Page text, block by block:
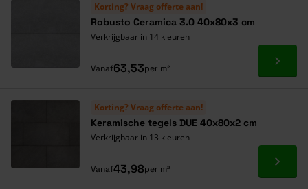
Korting? Vraag offerte aan!
Robusto Ceramica 3.0 40x80x3 cm
Verkrijgbaar in 14 kleuren
Vanaf63,53per m² Ga
Korting? Vraag offerte aan!
Keramische tegels DUE 40x80x2 cm
Verkrijgbaar in 13 kleuren
Vanaf43,98per m² Ga